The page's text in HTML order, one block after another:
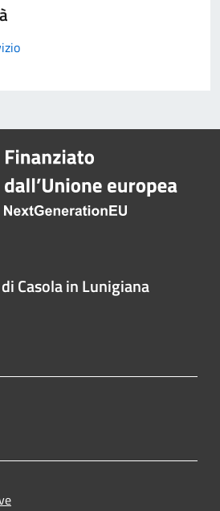
Casola in Lunigiana